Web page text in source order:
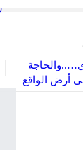
أرض الواقع